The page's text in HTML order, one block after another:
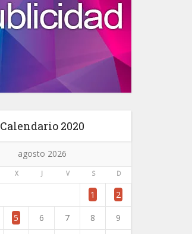
Calendario 2020
agosto 2026
X J V S D
1 2
5 6 7 8 9